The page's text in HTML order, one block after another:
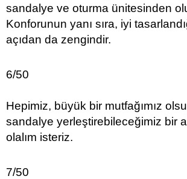
sandalye ve oturma ünitesinden
Konforunun yanı sıra, iyi
açıdan da zengindir.
6/50
Hepimiz, büyük bir mutfağımız
sandalye yerleştirebileceğimiz bir
olalım isteriz.
7/50